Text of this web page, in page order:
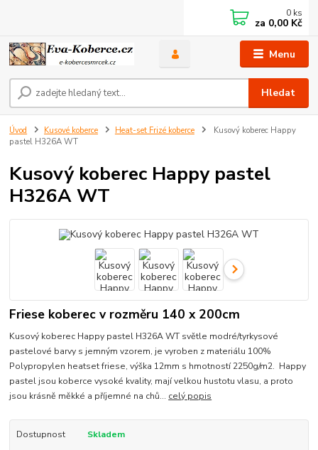
Menu
Hledat
0 ks
za 0,00 Kč
Úvod Kusové koberce Heat-set Frizé koberce
Kusový koberec Happy
pastel H326A WT
Kusový koberec Happy pastel
H326A WT
Friese koberec v rozměru 140 x 200cm
Kusový koberec Happy pastel H326A WT světle modré/tyrkysové
pastelové barvy s jemným vzorem, je vyroben z materiálu 100%
Polypropylen heatset friese, výška 12mm s hmotností 2250g/m2. Happy
pastel jsou koberce vysoké kvality, mají velkou hustotu vlasu, a proto
jsou krásně měkké a příjemné na chů... celý popis
Dostupnost
Skladem